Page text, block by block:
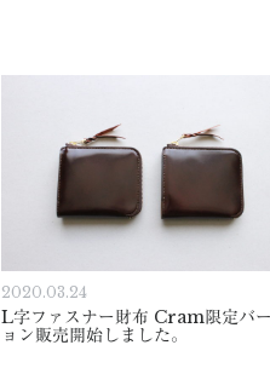
2020.03.24
L字ファスナー財布 Cram限定バ
ョン販売開始しました。